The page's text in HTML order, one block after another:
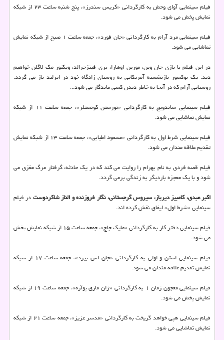
فیلم سینمایی آوای وحش به کارگردانی «کریس سندرز»، پنج شنبه ساعت ۲۳ از شبکه
نمایش پخش می شود.
فیلم سینمایی مرد آرام به کارگردانی «جان فورد»، جمعه ساعت ۱ صبح از شبکه نمایش
تماشایی می شود.
در این فیلم با بازی جان وین، مورین اوهارا، بری فیتزجرالد، ویکتور مک لاگلن خواهیم
دید: یک بوکسور بازنشسته آمریکایی به روستای زادگاه خود در ایرلند باز می گردد.
روستایی آرام که در آنجا به خاطر دیدن کسی ماندگار می شود...
فیلم سینمایی ساندویچ به کارگردانی «تورستن کونستلر»، جمعه ساعت ۱۱ از شبکه
نمایش تماشایی می شود.
فیلم سینمایی شرط اول به کارگردانی «مسعود اطیابی»، جمعه ساعت ۱۳ از شبکه نمایش
تقدیم علاقه مندان می شود.
فیلم قصه فردی به نام بهرام را روایت می کند که در یک حادثه، گرفتار مرگ مغزی می
شود و با یک معجزه باردیگر به زندگی برمی گردد.
اکبر عبدی، کامبیز دیرباز، سیروس گرجستانی، نگار فروزنده و الناز شاکردوستدر فیلم
سینمایی «شرط اول» ایفای نقش کرده اند.
فیلم سینمایی دفتر کار به کارگردانی «مایک جاج»، جمعه ساعت ۱۵ از شبکه نمایش پخش
می شود.
فیلم سینمایی استن و اولی به کارگردانی «جان اس بیرد»، جمعه ساعت ۱۷ از شبکه
نمایش تقدیم علاقه مندان می شود.
فیلم سینمایی معجون زمان ۱ به کارگردانی «ژان ماری پوآره»، جمعه ساعت ۱۹ از شبکه
نمایش پخش می شود.
فیلم سینمایی هپی خواهد گریخت به کارگردانی «مدسر عزیز»، جمعه ساعت ۲۱ از شبکه
نمایش تماشایی می شود.